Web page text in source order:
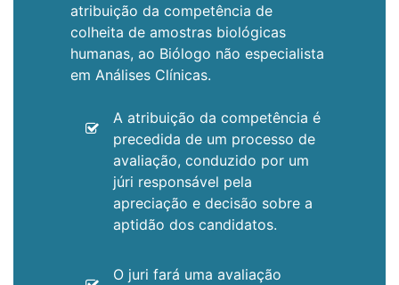
atribuição da competência de
colheita de amostras biológicas
humanas, ao Biólogo não especialista
em Análises Clínicas.
A atribuição da competência é
precedida de um processo de
avaliação, conduzido por um
júri responsável pela
apreciação e decisão sobre a
aptidão dos candidatos.
O juri fará uma avaliação